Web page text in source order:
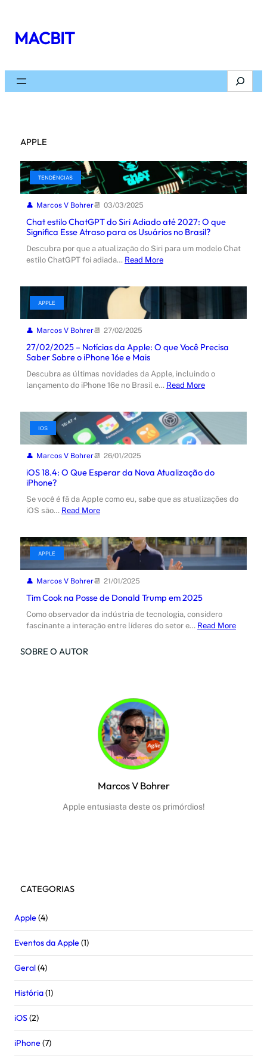
MACBIT
Search
APPLE
TENDÊNCIAS
Marcos V Bohrer 03/03/2025
Chat estilo ChatGPT do Siri Adiado até 2027: O que
Significa Esse Atraso para os Usuários no Brasil?
Descubra por que a atualização do Siri para um modelo Chat
estilo ChatGPT foi adiada… Read More
APPLE
Marcos V Bohrer 27/02/2025
27/02/2025 – Notícias da Apple: O que Você Precisa
Saber Sobre o iPhone 16e e Mais
Descubra as últimas novidades da Apple, incluindo o
lançamento do iPhone 16e no Brasil e… Read More
IOS
Marcos V Bohrer 26/01/2025
iOS 18.4: O Que Esperar da Nova Atualização do
iPhone?
Se você é fã da Apple como eu, sabe que as atualizações do
iOS são… Read More
APPLE
Marcos V Bohrer 21/01/2025
Tim Cook na Posse de Donald Trump em 2025
Como observador da indústria de tecnologia, considero
fascinante a interação entre líderes do setor e… Read More
SOBRE O AUTOR
Marcos V Bohrer
Apple entusiasta deste os primórdios!
CATEGORIAS
Apple(4)
Eventos da Apple(1)
Geral(4)
História(1)
iOS(2)
iPhone(7)